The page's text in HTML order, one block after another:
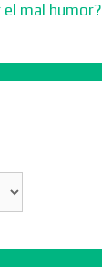
mal humor?